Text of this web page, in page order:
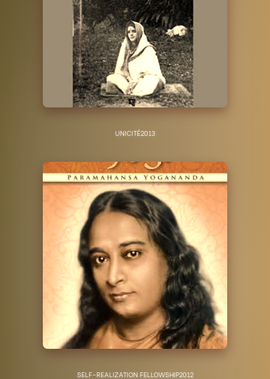
UNICITÉ2013
SELF-REALIZATION FELLOWSHIP2012